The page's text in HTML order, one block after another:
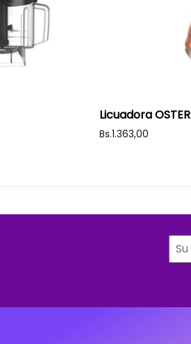
Licuadora OSTER
Bs.1.363,00